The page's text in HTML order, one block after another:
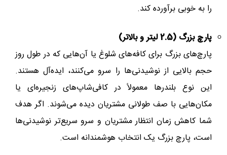
را به خوبی برآورده کند.
پارچ‌ بزرگ (2.5 لیتر و بالاتر)
پارچ‌های بزرگ برای کافه‌های شلوغ یا آن‌هایی که در طول روز
حجم بالایی از نوشیدنی‌ها را سرو می‌کنند، ایده‌آل هستند.
این نوع بلندرها معمولاً در کافی‌شاپ‌های زنجیره‌ای یا
مکان‌هایی با صف طولانی مشتریان دیده می‌شوند. اگر هدف
شما کاهش زمان انتظار مشتریان و سرو سریع‌تر نوشیدنی‌ها
است، پارچ بزرگ یک انتخاب هوشمندانه است.